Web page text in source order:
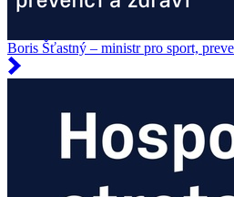
Boris Šťastný – ministr pro sport,